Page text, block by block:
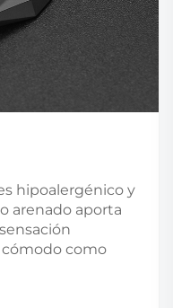
hipoalergénico y
arenado aporta
como